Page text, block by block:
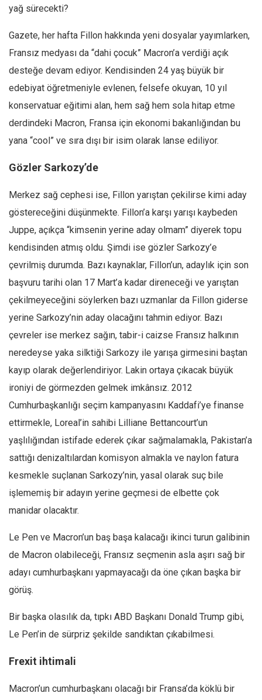
yağ sürecekti?
Gazete, her hafta Fillon hakkında yeni dosyalar yayımlarken,
Fransız medyası da “dahi çocuk” Macron’a verdiği açık
desteğe devam ediyor. Kendisinden 24 yaş büyük bir
edebiyat öğretmeniyle evlenen, felsefe okuyan, 10 yıl
konservatuar eğitimi alan, hem sağ hem sola hitap etme
derdindeki Macron, Fransa için ekonomi bakanlığından bu
yana “cool” ve sıra dışı bir isim olarak lanse ediliyor.
Gözler Sarkozy’de
Merkez sağ cephesi ise, Fillon yarıştan çekilirse kimi aday
göstereceğini düşünmekte. Fillon’a karşı yarışı kaybeden
Juppe, açıkça “kimsenin yerine aday olmam” diyerek topu
kendisinden atmış oldu. Şimdi ise gözler Sarkozy’e
çevrilmiş durumda. Bazı kaynaklar, Fillon’un, adaylık için son
başvuru tarihi olan 17 Mart’a kadar direneceği ve yarıştan
çekilmeyeceğini söylerken bazı uzmanlar da Fillon giderse
yerine Sarkozy’nin aday olacağını tahmin ediyor. Bazı
çevreler ise merkez sağın, tabir-i caizse Fransız halkının
neredeyse yaka silktiği Sarkozy ile yarışa girmesini baştan
kayıp olarak değerlendiriyor. Lakin ortaya çıkacak büyük
ironiyi de görmezden gelmek imkânsız. 2012
Cumhurbaşkanlığı seçim kampanyasını Kaddafi’ye finanse
ettirmekle, Loreal’in sahibi Lilliane Bettancourt’un
yaşlılığından istifade ederek çıkar sağmalamakla, Pakistan’a
sattığı denizaltılardan komisyon almakla ve naylon fatura
kesmekle suçlanan Sarkozy’nin, yasal olarak suç bile
işlememiş bir adayın yerine geçmesi de elbette çok
manidar olacaktır.
Le Pen ve Macron’un baş başa kalacağı ikinci turun galibinin
de Macron olabileceği, Fransız seçmenin asla aşırı sağ bir
adayı cumhurbaşkanı yapmayacağı da öne çıkan başka bir
görüş.
Bir başka olasılık da, tıpkı ABD Başkanı Donald Trump gibi,
Le Pen’in de sürpriz şekilde sandıktan çıkabilmesi.
Frexit ihtimali
Macron’un cumhurbaşkanı olacağı bir Fransa’da köklü bir